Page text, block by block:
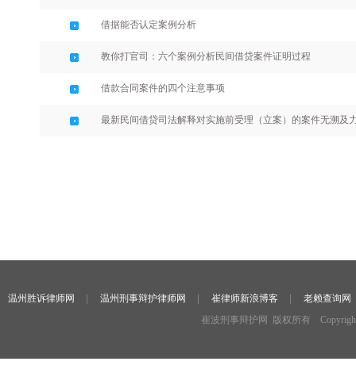
借据能否认定案例分析
教你打官司：六个案例分析民间借贷案件证明过程
借款合同案件的四个注意事项
最新民间借贷司法解释对实施前受理（立案）的案件无溯及
温州胜诉律师网 温州刑事辩护律师网 崔律师新浪博客
老赖查询网
崔波刑事辩护网 版权所有